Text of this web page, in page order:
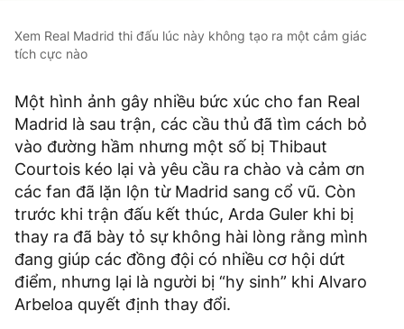
Xem Real Madrid thi đấu lúc này không tạo ra một cảm giác
tích cực nào
Một hình ảnh gây nhiều bức xúc cho fan Real
Madrid là sau trận, các cầu thủ đã tìm cách bỏ
vào đường hầm nhưng một số bị Thibaut
Courtois kéo lại và yêu cầu ra chào và cảm ơn
các fan đã lặn lộn từ Madrid sang cổ vũ. Còn
trước khi trận đấu kết thúc, Arda Guler khi bị
thay ra đã bày tỏ sự không hài lòng rằng mình
đang giúp các đồng đội có nhiều cơ hội dứt
điểm, nhưng lại là người bị “hy sinh” khi Alvaro
Arbeloa quyết định thay đổi.